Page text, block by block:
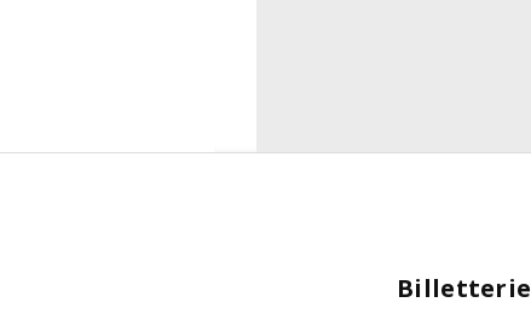
Billetterie